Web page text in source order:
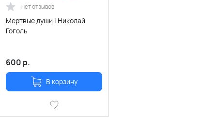
нет отзывов
Мертвые души | Николай
Гоголь
600 р.
В корзину